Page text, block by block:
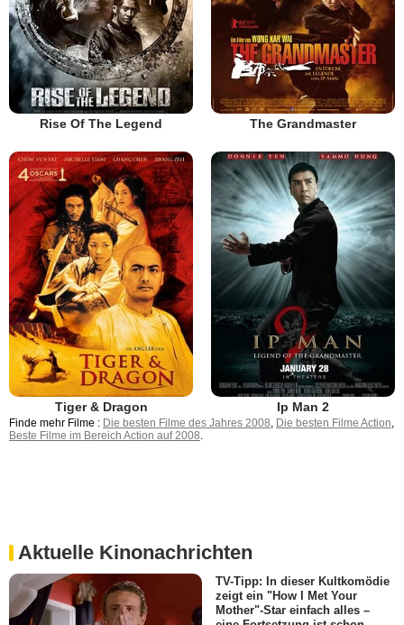
Rise Of The Legend The Grandmaster
Tiger & Dragon Ip Man 2
Finde mehr Filme : Die besten Filme des Jahres 2008, Die besten Filme Action,
Beste Filme im Bereich Action auf 2008.
Aktuelle Kinonachrichten
TV-Tipp: In dieser Kultkomödie
zeigt ein "How I Met Your
Mother"-Star einfach alles –